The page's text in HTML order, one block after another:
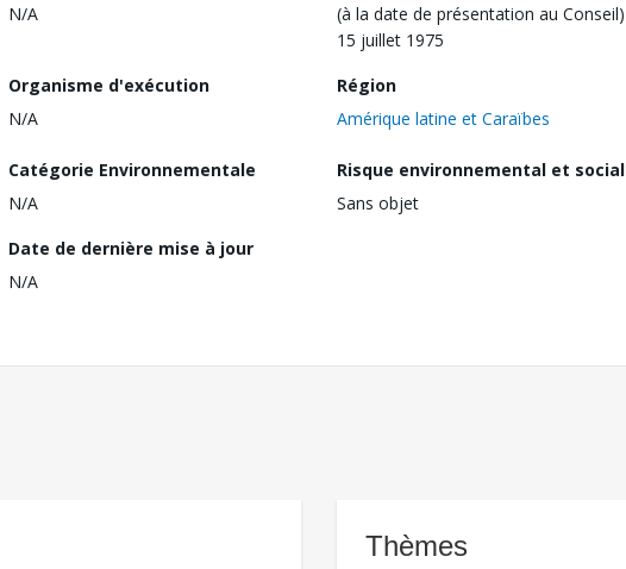
N/A
(à la date de présentation au Conseil)
15 juillet 1975
Organisme d'exécution
N/A
Région
Amérique latine et Caraïbes
Catégorie Environnementale
N/A
Risque environnemental et social
Sans objet
Date de dernière mise à jour
N/A
Thèmes